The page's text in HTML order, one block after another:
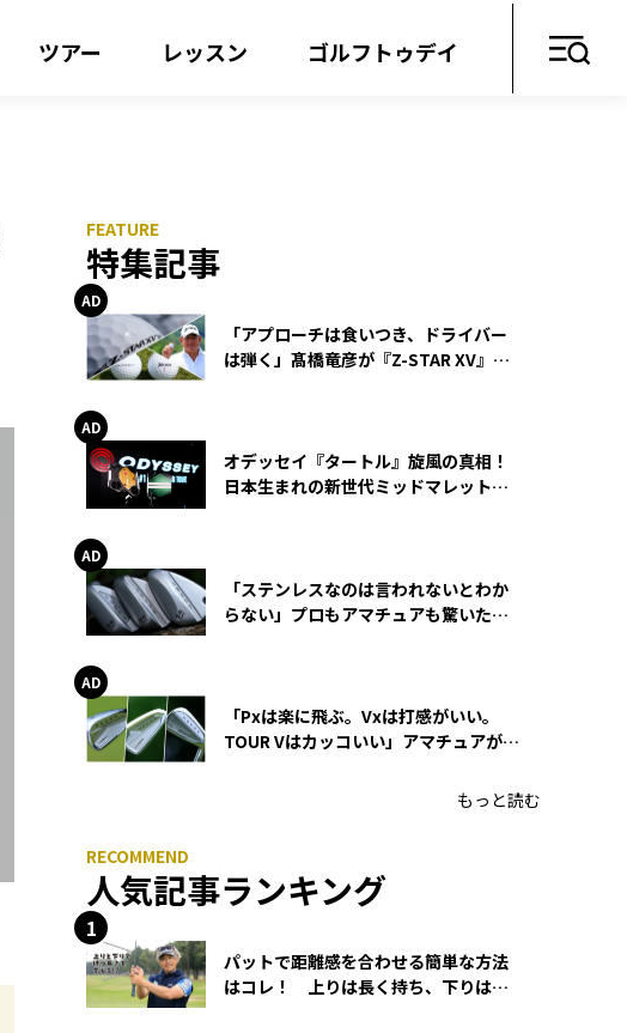
ツアー レッスン ゴルフトゥデイ
特集記事
「アプローチは食いつき、ドライバー
は弾く」髙橋竜彦が『Z-STAR XV』を
オデッセイ『タートル』旋風の真相！
日本生まれの新世代ミッドマレットが
「ステンレスなのは言われないとわか
らない」プロもアマチュアも驚いた
「Pxは楽に飛ぶ。Vxは打感がいい。
TOUR Vはカッコいい」アマチュアが選
もっと読む
人気記事ランキング
パットで距離感を合わせる簡単な方法
はコレ！ 上りは長く持ち、下りは短